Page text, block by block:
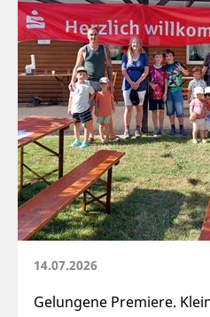
14.07.2026
Gelungene Premiere.